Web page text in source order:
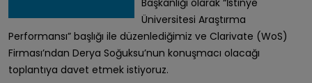
Başkanlığı olarak “İstinye
Üniversitesi Araştırma
Performansı” başlığı ile düzenlediğimiz ve Clarivate (WoS)
Firması’ndan Derya Soğuksu’nun konuşmacı olacağı
toplantıya davet etmek istiyoruz.